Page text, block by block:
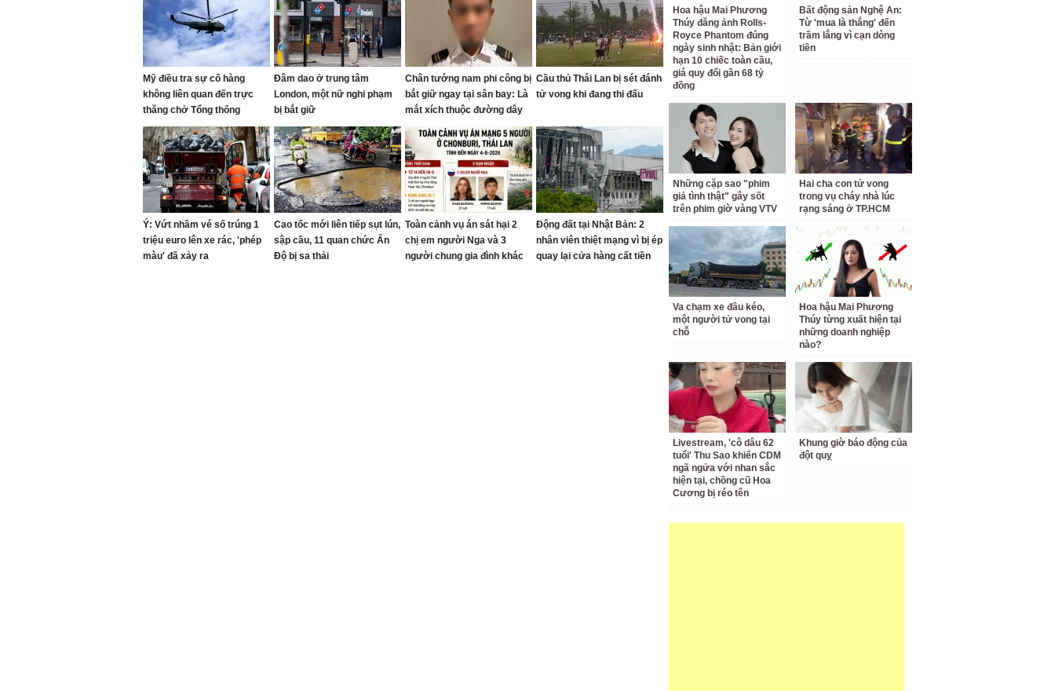
Mỹ điều tra sự cố hàng
không liên quan đến trực
thăng chở Tổng thống
Trump
Đâm dao ở trung tâm
London, một nữ nghi phạm
bị bắt giữ
Chân tướng nam phi công bị
bắt giữ ngay tại sân bay: Là
mắt xích thuộc đường dây
buôn bán ma túy quốc tế
Cầu thủ Thái Lan bị sét đánh
tử vong khi đang thi đấu
Ý: Vứt nhầm vé số trúng 1
triệu euro lên xe rác, 'phép
màu' đã xảy ra
Cao tốc mới liên tiếp sụt lún,
sập cầu, 11 quan chức Ấn
Độ bị sa thải
Toàn cảnh vụ án sát hại 2
chị em người Nga và 3
người chung gia đình khác
Động đất tại Nhật Bản: 2
nhân viên thiệt mạng vì bị ép
quay lại cửa hàng cất tiền
Hoa hậu Mai Phương
Thúy đăng ảnh Rolls-
Royce Phantom đúng
ngày sinh nhật: Bản giới
hạn 10 chiếc toàn cầu,
giá quy đổi gần 68 tỷ
đồng
Bất động sản Nghệ An:
Từ 'mua là thắng' đến
trầm lắng vì cạn dòng
tiền
Những cặp sao "phim
giả tình thật" gây sốt
trên phim giờ vàng VTV
Hai cha con tử vong
trong vụ cháy nhà lúc
rạng sáng ở TP.HCM
Va chạm xe đầu kéo,
một người tử vong tại
chỗ
Hoa hậu Mai Phương
Thúy từng xuất hiện tại
những doanh nghiệp
nào?
Livestream, 'cô dâu 62
tuổi' Thu Sao khiến CDM
ngã ngửa với nhan sắc
hiện tại, chồng cũ Hoa
Cương bị réo tên
Khung giờ báo động của
đột quỵ